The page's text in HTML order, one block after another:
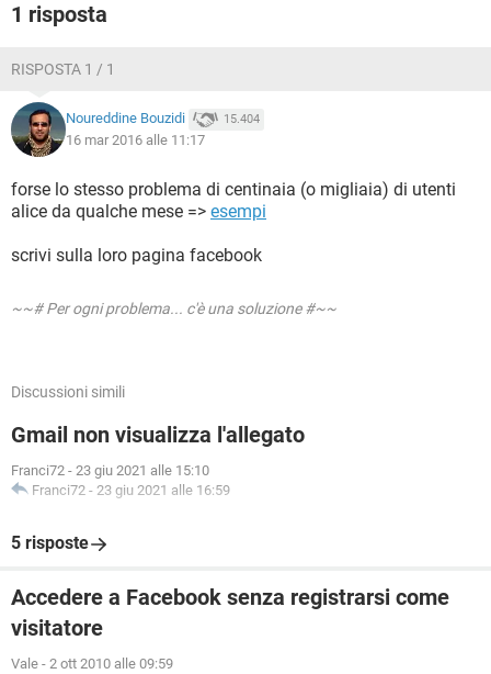
1 risposta
RISPOSTA 1 / 1
Noureddine Bouzidi 15.404
16 mar 2016 alle 11:17
forse lo stesso problema di centinaia (o migliaia) di utenti
alice da qualche mese => esempi
scrivi sulla loro pagina facebook
~~# Per ogni problema... c'è una soluzione #~~
Discussioni simili
Gmail non visualizza l'allegato
Franci72 - 23 giu 2021 alle 15:10
Franci72 - 23 giu 2021 alle 16:59
5 risposte
Accedere a Facebook senza registrarsi come
visitatore
Vale - 2 ott 2010 alle 09:59